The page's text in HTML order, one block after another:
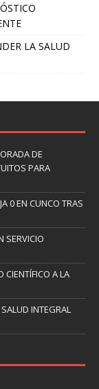
LA SALUD
DE
PARA
0 EN CUNCO TRAS
SERVICIO
CIENTÍFICO A LA
INTEGRAL